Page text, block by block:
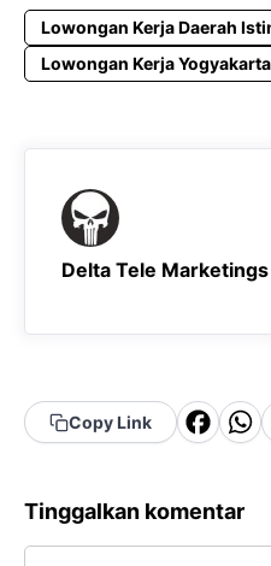
Lowongan Kerja Daerah
Lowongan Kerja Yogyakarta
Delta Tele Marketings
Copy Link
F
c
e
W
a
t
Tinggalkan komentar